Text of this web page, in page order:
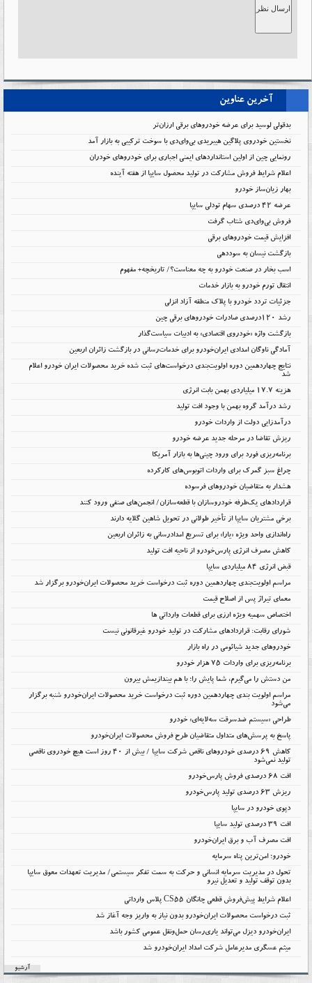
ارسال نظر
آخرین عناوین
بدقولی لوسید برای عرضه خودروهای برقی ارزان‌تر
نخستین خودروی پلاگین هیبریدی بی‌وای‌دی با سوخت ترکیبی به بازار آمد
رونمایی چین از اولین استانداردهای ایمنی اجباری برای خودروهای خودران
اعلام شرایط فروش مشارکت در تولید محصول سایپا از هفته آینده
بهار زیان‌ساز خودرو
عرضه ۴۲ درصدی سهام تودلی سایپا
فروش بی‌وای‌دی شتاب گرفت
افزایش قیمت خودروهای برقی
بازگشت نیسان به سوددهی
اسب بخار در صنعت خودرو به چه معناست؟/ تاریخچه+ مفهوم
انتقال تورم خودرو به بازار خدمات
جزئیات تردد خودرو با پلاک منطقه آزاد انزلی
رشد ۱۲۰درصدی صادرات خودروهای برقی چین
بازگشت واژه «خودروی اقتصادی» به ادبیات سیاست‌گذار
آمادگی ناوگان امدادی ایران‌خودرو برای خدمات‌رسانی در بازگشت زائران اربعین
نتایج چهاردهمین دوره اولویت‌بندی درخواست‌های ثبت شده خرید محصولات ایران خودرو اعلام
شد
هزینه ۱۷.۷ میلیاردی بهمن بابت انرژی
رشد درآمد گروه بهمن با وجود افت تولید
درآمدزایی دولت از واردات خودرو
ریزش تقاضا در مرحله جدید عرضه خودرو
برنامه‌ریزی فورد برای ورود چینی‌ها به بازار آمریکا
چراغ سبز گمرک برای واردات اتوبوس‌های کارکرده
هشدار به متقاضیان خودروهای فرسوده
قراردادهای یک‌طرفه خودروسازان با قطعه‌سازان/ انجمن‌های صنفی ورود کنند
برخی مشتریان سایپا از تأخیر طولانی در تحویل شاهین گلایه دارند
راه‌اندازی واحد ویژه «یارا» برای تسریع امدادرسانی به زائران اربعین
کاهش مصرف انرژی پارس‌خودرو از ناحیه افت تولید
قبض انرژی ۸۴ میلیاردی سایپا
مراسم اولویت‌بندی چهاردهمین دوره ثبت درخواست خرید محصولات ایران‌خودرو برگزار شد
معمای تیراژ پس از اصلاح قیمت
اختصاص سهمیه ویژه ارزی برای قطعات وارداتی ها
شورای رقابت: قراردادهای مشارکت در تولید خودرو غیرقانونی نیست
خودروهای جدید شیائومی در راه بازار
برنامه‌ریزی برای واردات ۷۵ هزار خودرو
من دستش را می‌گیرم، شما پایش را؛ با هم بیندازیمش بیرون
مراسم اولویت بندی چهاردهمین دوره ثبت درخواست خرید محصولات ایران‌خودرو شنبه برگزار
می‌شود
طراحی «سیستم ضدسرقت سه‌لایه‌ای» خودرو
پاسخ به پرسش‌های متداول متقاضیان طرح فروش محصولات ایران‌خودرو
کاهش ۶۹ درصدی خودروهای ناقص شرکت سایپا / بیش از ۴۰ روز است هیچ خودروی ناقصی
تولید نمی‌شود
افت 68 درصدی فروش پارس‌خودرو
ریزش 63 درصدی تولید پارس‌خودرو
دپوی خودرو در سایپا
افت ۳۹ درصدی تولید سایپا
افت مصرف آب و برق ایران‌خودرو
خودرو؛ امن‌ترین پناه سرمایه
تحول در مدیریت سرمایه انسانی و حرکت به سمت تفکر سیستمی/ مدیریت تعهدات معوق سایپا
بدون توقف تولید و تعدیل نیرو
اعلام شرایط پیش‌فروش قطعی چانگان CS55 پلاس وارداتی
ثبت درخواست محصولات ایران‌خودرو بدون نیاز به واریز وجه آغاز شد
ایران‌خودرو دیزل می‌تواند یاری‌رسان حمل‌ونقل عمومی کشور باشد
میثم عسگری مدیرعامل شرکت امداد ایران‌خودرو شد
آرشیو